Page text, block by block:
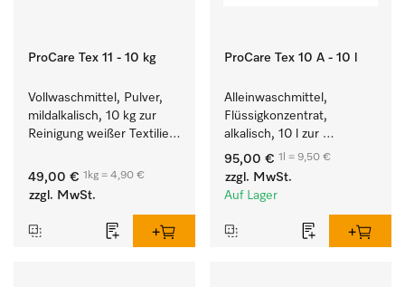
ProCare Tex 11 - 10 kg
Vollwaschmittel, Pulver,
mildalkalisch, 10 kg zur
Reinigung weißer Textilien
Buntwäsche.
49,00 € 1kg = 4,90 €
zzgl. MwSt.
ProCare Tex 10 A - 10 l
Alleinwaschmittel,
Flüssigkonzentrat,
alkalisch, 10 l zur
Reinigung weißer Textilien
und farbechter
Buntwäsche.
95,00 € 1l = 9,50 €
zzgl. MwSt.
Auf Lager